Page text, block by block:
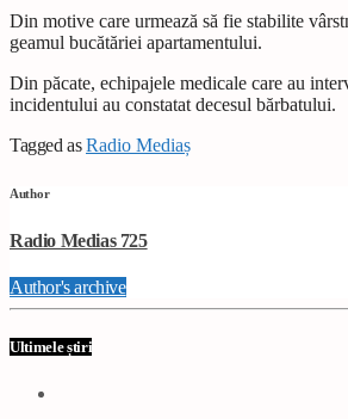
Din motive care urmează să fie stabilite
geamul bucătăriei apartamentului.
Din păcate, echipajele medicale care au
incidentului au constatat decesul bărbatului.
Tagged asRadio Mediaș
Author
Radio Medias 725
Author's archive
Ultimele știri